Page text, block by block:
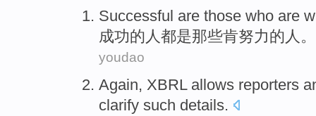
Successful are those who are
成功的 人都是那些肯努力的人。
youdao
Again, XBRL allows reporters
clarify such details.